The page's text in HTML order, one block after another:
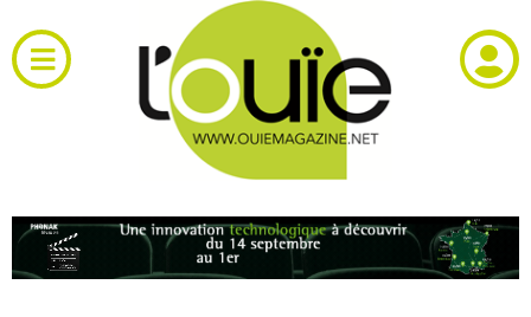
au
contenu
Toggle
Navigation
RH et emploi